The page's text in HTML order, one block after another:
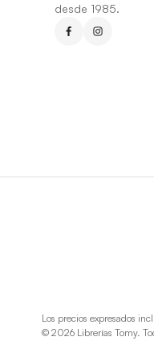
desde 1985.
Los precios expresados
© 2026 Librerías Tomy.